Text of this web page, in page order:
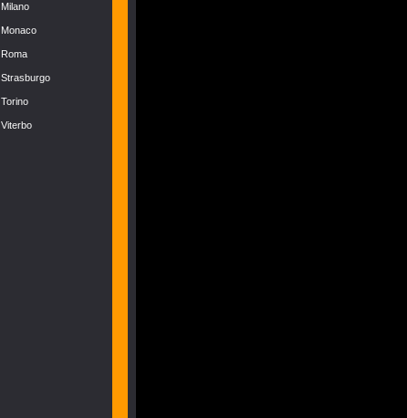
Milano
Monaco
Roma
Strasburgo
Torino
Viterbo